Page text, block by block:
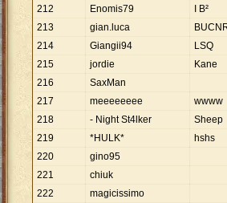
212
Enomis79 I B²
213
gian.luca
214
Giangii94 LSQ
215
jordie Kane
216
SaxMan
217
meeeeeeee wwww
218
- Night St4lker Sheep
219
*HULK* hshs
220
gino95
221
chiuk
222
magicissimo